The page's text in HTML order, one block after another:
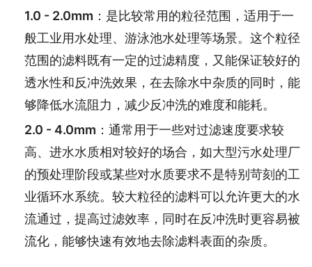
1.0 - 2.0mm ：是比较常用的粒径范围，适用于一
般工业用水处理、游泳池水处理等场景。这个粒径
范围的滤料既有一定的过滤精度，又能保证较好的
透水性和反冲洗效果，在去除水中杂质的同时，能
够降低水流阻力，减少反冲洗的难度和能耗。
2.0 - 4.0mm ：通常用于一些对过滤速度要求较
高、进水水质相对较好的场合，如大型污水处理厂
的预处理阶段或某些对水质要求不是特别苛刻的工
业循环水系统。较大粒径的滤料可以允许更大的水
流通过，提高过滤效率，同时在反冲洗时更容易被
流化，能够快速有效地去除滤料表面的杂质。